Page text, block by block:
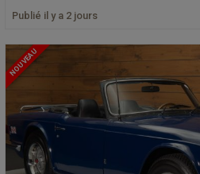
Publié il y a 2 jours
NOUVEAU